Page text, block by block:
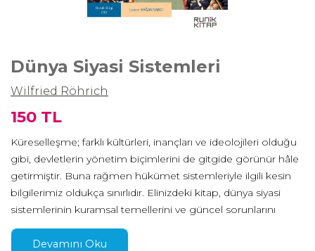
Dünya Siyasi Sistemleri
Wilfried Röhrich
150 TL
Küreselleşme; farklı kültürleri, inançları ve ideolojileri olduğu
gibi, devletlerin yönetim biçimlerini de gitgide görünür hâle
getirmiştir. Buna rağmen hükümet sistemleriyle ilgili kesin
bilgilerimiz oldukça sınırlıdır. Elinizdeki kitap, dünya siyasi
sistemlerinin kuramsal temellerini ve güncel sorunlarını
öğrenmek için yetkin bir rehber olma özelliği taşıyor.
Devamını Oku